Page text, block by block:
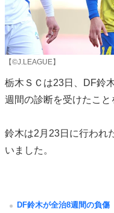
【©J.LEAGUE】
栃木ＳＣは23日、DF鈴
週間の診断を受けたこと
鈴木は2月23日に行われ
いました。
DF鈴木が全治8週間の負傷